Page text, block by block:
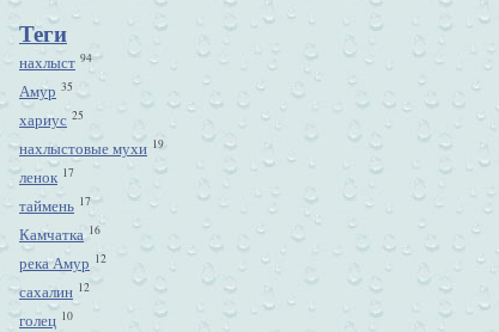
Теги
нахлыст 94
Амур 35
хариус 25
нахлыстовые мухи 19
ленок 17
таймень 17
Камчатка 16
река Амур 12
сахалин 12
голец 10